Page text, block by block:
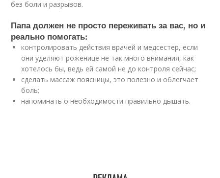
без боли и разрывов.
Папа должен не просто переживать за вас, но и
реально помогать:
контролировать действия врачей и медсестер, если
они уделяют роженице не так много внимания, как
хотелось бы, ведь ей самой не до контроля сейчас;
сделать массаж поясницы, это полезно и облегчает
боль;
напоминать о необходимости правильно дышать.